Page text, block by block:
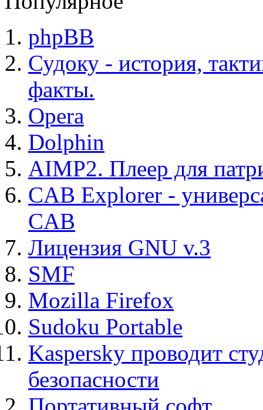
phpBB
Судоку - история,
факты.
Opera
Dolphin
AIMP2. Плеер для
CAB Explorer -
CAB
Лицензия GNU v.3
SMF
Mozilla Firefox
Sudoku Portable
Kaspersky проводит
безопасности